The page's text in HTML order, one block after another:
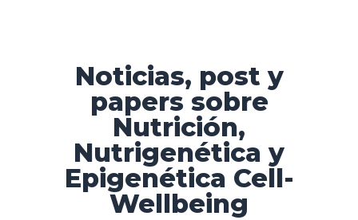
Noticias, post y
papers sobre
Nutrición,
Nutrigenética y
Epigenética Cell-
Wellbeing